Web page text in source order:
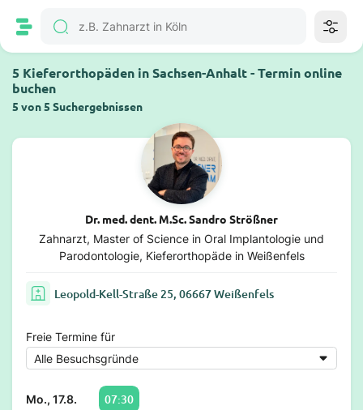
5 Kieferorthopäden in Sachsen-Anhalt - Termin online
buchen
5 von 5 Suchergebnissen
Dr. med. dent. M.Sc. Sandro Strößner
Zahnarzt, Master of Science in Oral Implantologie und
Parodontologie, Kieferorthopäde in Weißenfels
Leopold-Kell-Straße 25, 06667 Weißenfels
Freie Termine für
Mo., 17.8. 07:30